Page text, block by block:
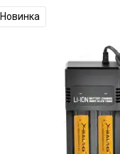
Новинка